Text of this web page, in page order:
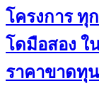
โครงการ ทุ
โดมือสอง ใ
ราคาขาดทุน